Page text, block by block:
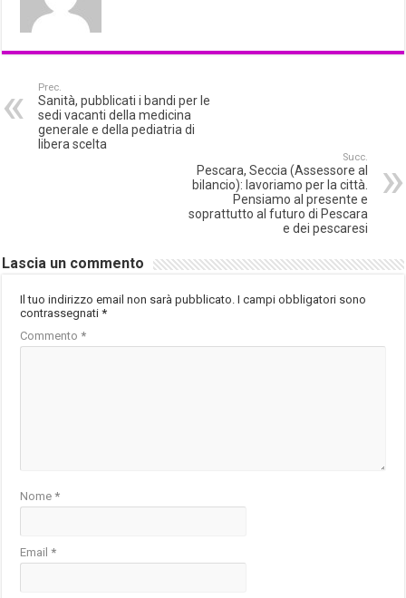
Prec.
Sanità, pubblicati i bandi per le
sedi vacanti della medicina
generale e della pediatria di
libera scelta
Succ.
Pescara, Seccia (Assessore al
bilancio): lavoriamo per la città.
Pensiamo al presente e
soprattutto al futuro di Pescara
e dei pescaresi
Lascia un commento
Il tuo indirizzo email non sarà pubblicato. I campi obbligatori sono
contrassegnati*
Commento*
Nome*
Email*